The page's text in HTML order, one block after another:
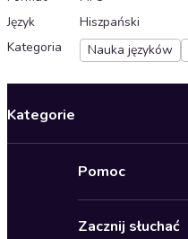
Język
Hiszpański
Kategoria
Nauka języków
Kategorie
Pomoc
Zacznij słuchać